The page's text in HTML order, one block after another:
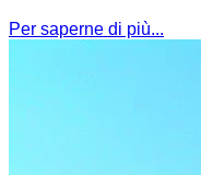
Per saperne di più...